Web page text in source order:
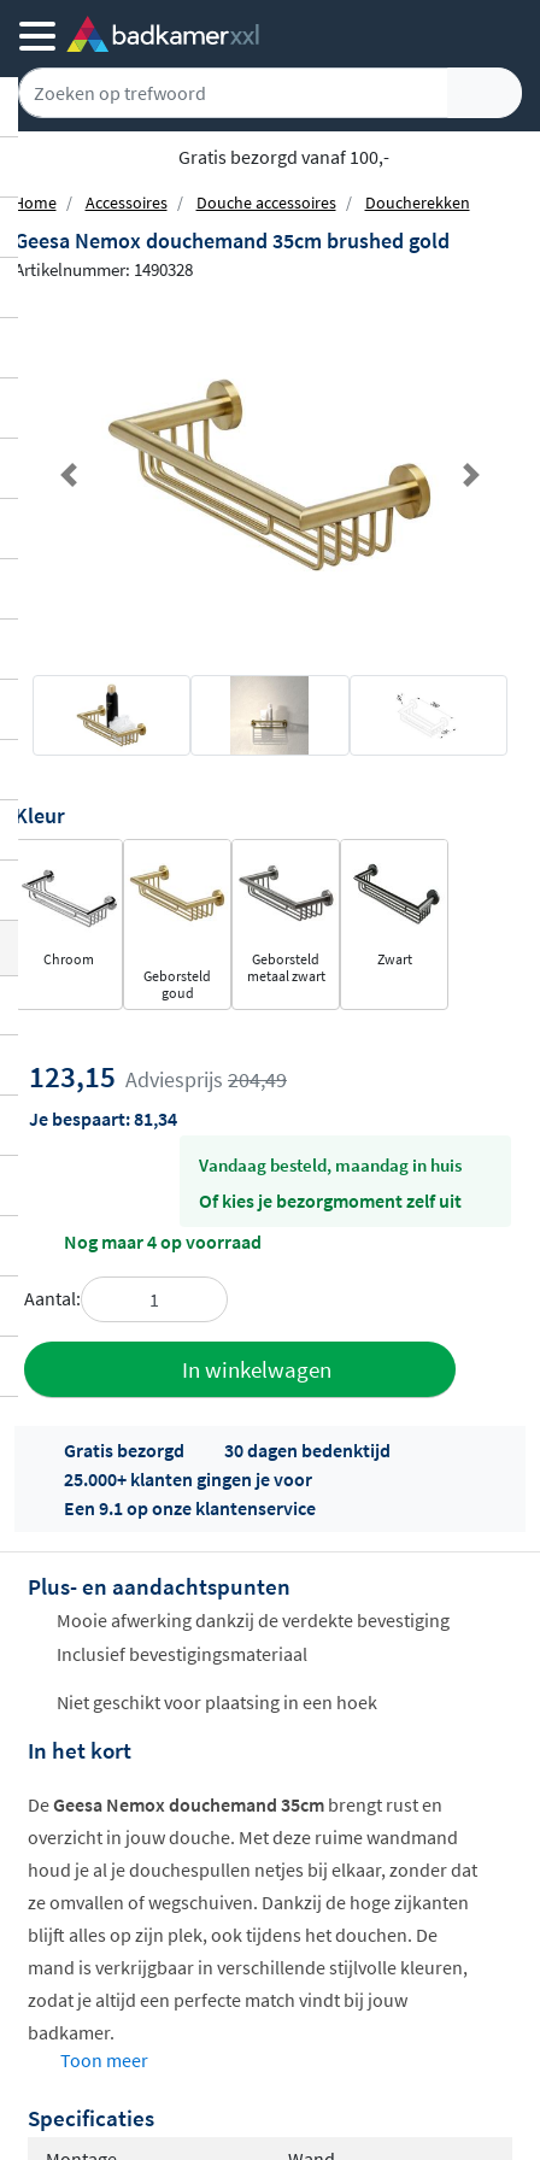
Gratis bezorgd vanaf 100,-
Home Accessoires Douche accessoires Doucherekken
Geesa Nemox douchemand 35cm brushed gold
Artikelnummer: 1490328
Previous Next
Kleur
Chroom
Geborsteld
goud
Geborsteld
metaal zwart
Zwart
123,15 Adviesprijs 204,49
Je bespaart:81,34
vandaag besteld, maandag in huis
Of kies je bezorgmoment zelf uit
Nog maar 4 op voorraad
Aantal:
In winkelwagen
Offertes
ophalen...
Gratis bezorgd
30 dagen bedenktijd
25.000+ klanten gingen je voor
Een 9.1 op onze klantenservice
Plus- en aandachtspunten
Mooie afwerking dankzij de verdekte bevestiging
Inclusief bevestigingsmateriaal
Niet geschikt voor plaatsing in een hoek
In het kort
DeGeesa Nemox douchemand 35cm brengt rust en
overzicht in jouw douche. Met deze ruime wandmand
houd je al je douchespullen netjes bij elkaar, zonder dat
ze omvallen of wegschuiven. Dankzij de hoge zijkanten
blijft alles op zijn plek, ook tijdens het douchen. De
mand is verkrijgbaar in verschillende stijlvolle kleuren,
zodat je altijd een perfecte match vindt bij jouw
badkamer.
Hoge zijkanten voor
Verkrijgbaar in
meerdere kleuren
Toon meer
Specificaties